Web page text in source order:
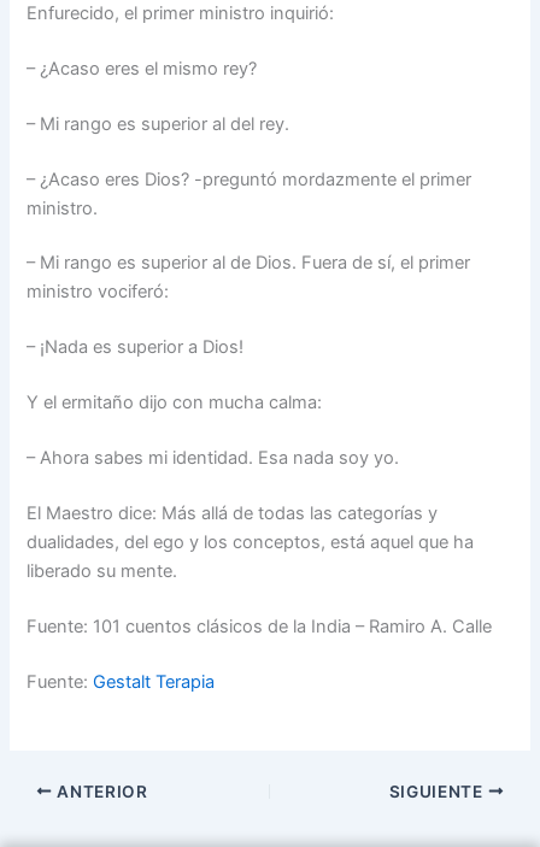
Enfurecido, el primer ministro inquirió:
– ¿Acaso eres el mismo rey?
– Mi rango es superior al del rey.
– ¿Acaso eres Dios? -preguntó mordazmente el primer
ministro.
– Mi rango es superior al de Dios. Fuera de sí, el primer
ministro vociferó:
– ¡Nada es superior a Dios!
Y el ermitaño dijo con mucha calma:
– Ahora sabes mi identidad. Esa nada soy yo.
El Maestro dice: Más allá de todas las categorías y
dualidades, del ego y los conceptos, está aquel que ha
liberado su mente.
Fuente: 101 cuentos clásicos de la India – Ramiro A. Calle
Fuente:Gestalt Terapia
ANTERIOR SIGUIENTE